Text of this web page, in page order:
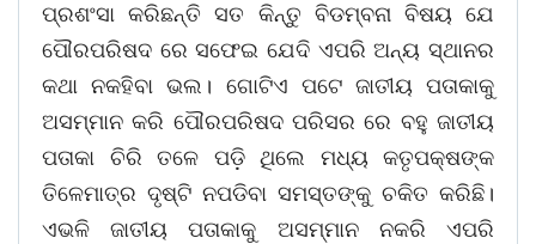
ପ୍ରଶଂସା କରିଛନ୍ତି ସତ କିନ୍ତୁ ବିଡମ୍ବନା ବିଷୟ ଯେ
ପୌରପରିଷଦ ରେ ସଫେଇ ଯେଦି ଏପରି ଅନ୍ୟ ସ୍ଥାନର
କଥା ନକହିବା ଭଲ। ଗୋଟିଏ ପଟେ ଜାତୀୟ ପତାକାକୁ
ଅସମ୍ମାନ କରି ପୌରପରିଷଦ ପରିସର ରେ ବହୁ ଜାତୀୟ
ପତାକା ଚିରି ତଳେ ପଡ଼ି ଥିଲେ ମଧ୍ୟ କତୃପକ୍ଷଙ୍କ
ତିଳେମାତ୍ର ଦୃଷ୍ଟି ନପଡିବା ସମସ୍ତଙ୍କୁ ଚକିତ କରିଛି।
ଏଭଳି ଜାତୀୟ ପତାକାକୁ ଅସମ୍ମାନ ନକରି ଏପରି